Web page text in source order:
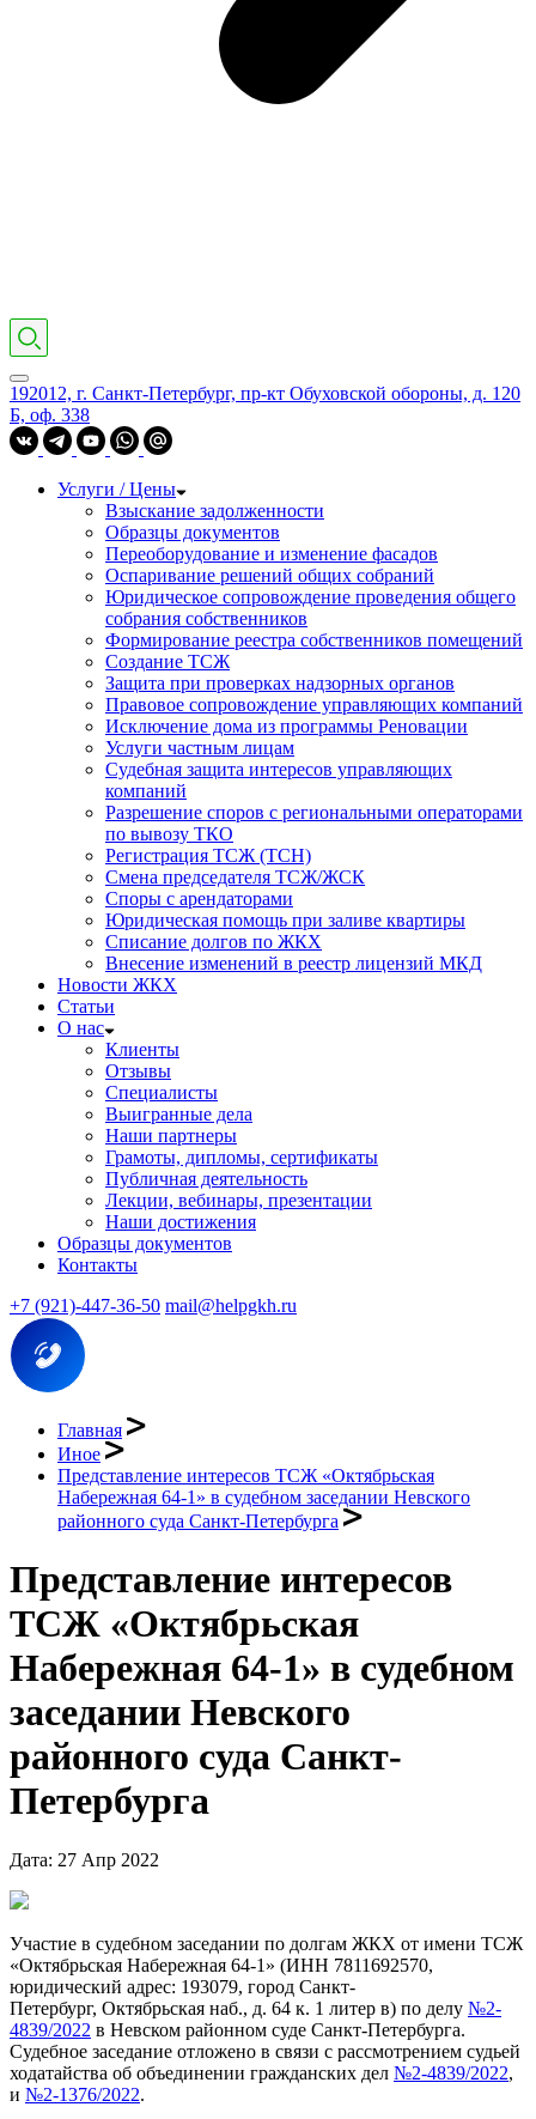
192012, г. Санкт-Петербург, пр-кт Обуховской обороны, д. 120
Б, оф. 338
Услуги / Цены
Взыскание задолженности
Образцы документов
Переоборудование и изменение фасадов
Оспаривание решений общих собраний
Юридическое сопровождение проведения общего
собрания собственников
Формирование реестра собственников помещений
Создание ТСЖ
Защита при проверках надзорных органов
Правовое сопровождение управляющих компаний
Исключение дома из программы Реновации
Услуги частным лицам
Судебная защита интересов управляющих
компаний
Разрешение споров с региональными операторами
по вывозу ТКО
Регистрация ТСЖ (ТСН)
Смена председателя ТСЖ/ЖСК
Споры с арендаторами
Юридическая помощь при заливе квартиры
Списание долгов по ЖКХ
Внесение изменений в реестр лицензий МКД
Новости ЖКХ
Статьи
О нас
Клиенты
Отзывы
Специалисты
Выигранные дела
Наши партнеры
Грамоты, дипломы, сертификаты
Публичная деятельность
Лекции, вебинары, презентации
Наши достижения
Образцы документов
Контакты
+7 (921)-447-36-50 mail@helpgkh.ru
Главная
Иное
Представление интересов ТСЖ «Октябрьская
Набережная 64-1» в судебном заседании Невского
районного суда Санкт-Петербурга
Представление интересов
ТСЖ «Октябрьская
Набережная 64-1» в судебном
заседании Невского
районного суда Санкт-
Петербурга
Дата: 27 Апр 2022
Участие в судебном заседании по долгам ЖКХ от имени ТСЖ
«Октябрьская Набережная 64-1» (ИНН 7811692570,
юридический адрес: 193079, город Санкт-
Петербург, Октябрьская наб., д. 64 к. 1 литер в) по делу №2-
4839/2022 в Невском районном суде Санкт-Петербурга.
Судебное заседание отложено в связи с рассмотрением судьей
ходатайства об объединении гражданских дел №2-4839/2022,
и №2-1376/2022.